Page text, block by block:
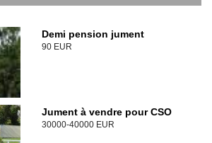
Demi pension jument
90 EUR
Jument à vendre pour CSO
30000-40000 EUR